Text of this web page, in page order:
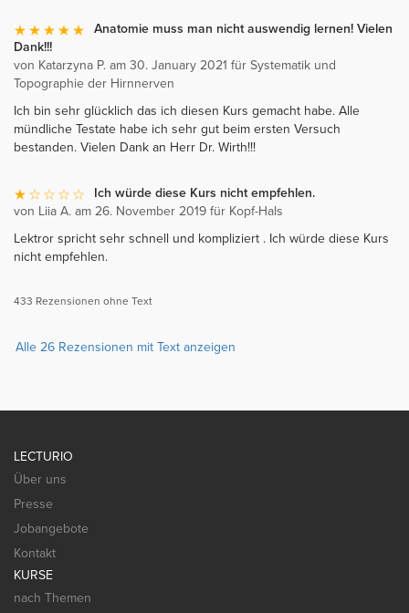
Anatomie muss man nicht auswendig lernen! Vielen
Dank!!!
von Katarzyna P. am 30. January 2021 für Systematik und
Topographie der Hirnnerven
Ich bin sehr glücklich das ich diesen Kurs gemacht habe. Alle
mündliche Testate habe ich sehr gut beim ersten Versuch
bestanden. Vielen Dank an Herr Dr. Wirth!!!
Ich würde diese Kurs nicht empfehlen.
von Liia A. am 26. November 2019 für Kopf-Hals
Lektror spricht sehr schnell und kompliziert . Ich würde diese Kurs
nicht empfehlen.
433 Rezensionen ohne Text
Alle 26 Rezensionen mit Text anzeigen
LECTURIO
Über uns
Presse
Jobangebote
Kontakt
KURSE
nach Themen